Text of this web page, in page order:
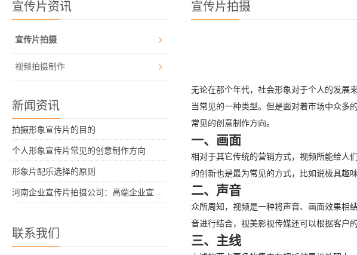
宣传片资讯
宣传片拍摄
视频拍摄制作
新闻资讯
拍摄形象宣传片的目的
个人形象宣传片常见的创意制作方向
形象片配乐选择的原则
河南企业宣传片拍摄公司：高端企业宣传片拍摄制作10项原则
联系我们
宣传片拍摄
无论在那个年代，社会形象对于个人的发展
当常见的一种类型。但是面对着市场中众多
常见的创意制作方向。
一、画面
相对于其它传统的营销方式，视频所能给人
的创新也是最为常见的方式，比如说极具趣
二、声音
众所周知，视频是一种将声音、画面效果相
音进行结合，视美影视传媒还可以根据客户
三、主线